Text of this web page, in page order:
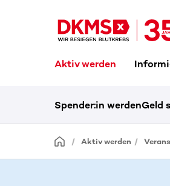
Aktiv werden
Spender:in werdenGeld
Aktiv werden